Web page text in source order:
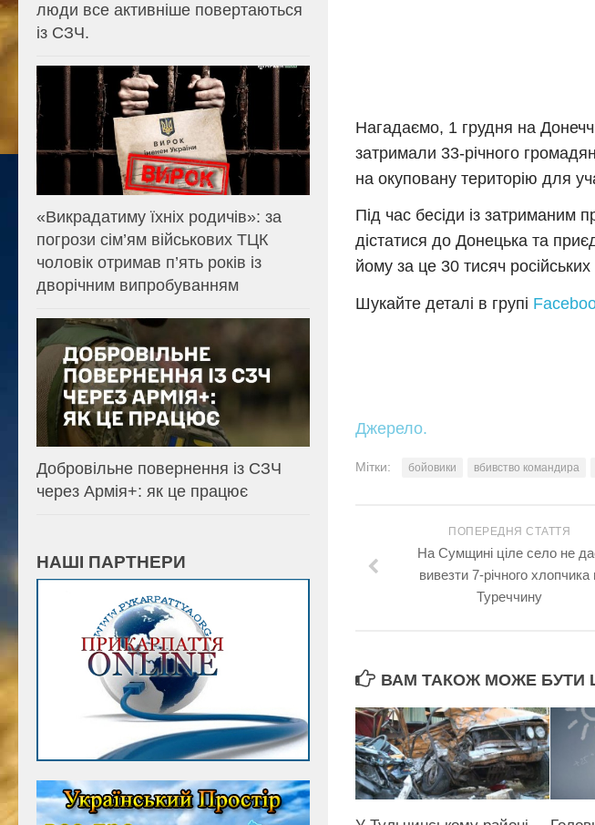
Нагадаємо, 1 грудня на
затримали 33-річного
на окуповану територію для
Під час бесіди із затриманим
дістатися до Донецька та
йому за це 30 тисяч російських
Шукайте деталі в групі
Джерело.
Мітки: бойовики вбивство командира
ПОПЕРЕДНЯ СТАТТЯ
На Сумщині ціле село не
вивезти 7-річного хлопчика
Туреччину
ВАМ ТАКОЖ МОЖЕ БУТИ
люди все активніше повертаються
із СЗЧ.
«Викрадатиму їхніх родичів»: за
погрози сім’ям військових ТЦК
чоловік отримав п’ять років із
дворічним випробуванням
Добровільне повернення із СЗЧ
через Армія+: як це працює
НАШІ ПАРТНЕРИ